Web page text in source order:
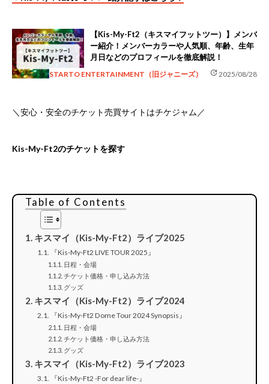
【Kis-My-Ft2（キスマイフットツー）】メンバ
ー紹介！メンバーカラーや人気順、年齢、生年
月日などのプロフィールを徹底解説！
STARTO ENTERTAINMENT（旧ジャニーズ） update2025/08/28
＼安心・安全のチケット売買サイトはチケジャム／
Kis-My-Ft2のチケットを探す
Table of Contents
キスマイ（Kis-My-Ft2）ライブ2025
『Kis-My-Ft2 LIVE TOUR 2025』
日程・会場
チケット価格・申し込み方法
グッズ
キスマイ（Kis-My-Ft2）ライブ2024
『Kis-My-Ft2 Dome Tour 2024 Synopsis』
日程・会場
チケット価格・申し込み方法
グッズ
キスマイ（Kis-My-Ft2）ライブ2023
『Kis-My-Ft2 -For dear life-』